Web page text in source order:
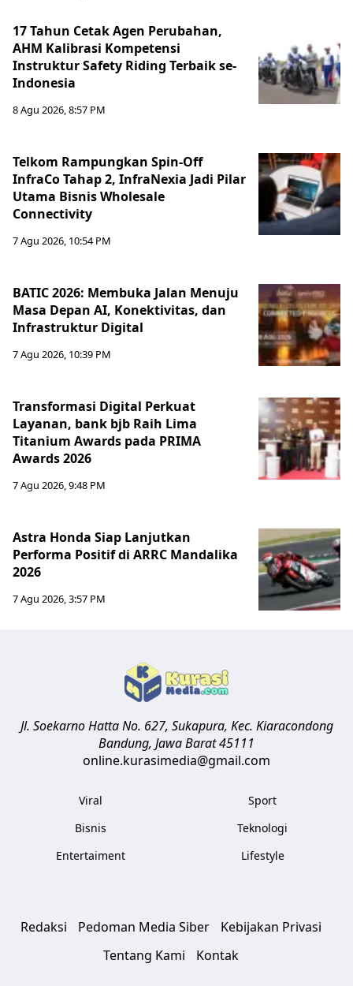
17 Tahun Cetak Agen Perubahan,
AHM Kalibrasi Kompetensi
Instruktur Safety Riding Terbaik se-
Indonesia
8 Agu 2026, 8:57 PM
Telkom Rampungkan Spin-Off
InfraCo Tahap 2, InfraNexia Jadi Pilar
Utama Bisnis Wholesale
Connectivity
7 Agu 2026, 10:54 PM
BATIC 2026: Membuka Jalan Menuju
Masa Depan AI, Konektivitas, dan
Infrastruktur Digital
7 Agu 2026, 10:39 PM
Transformasi Digital Perkuat
Layanan, bank bjb Raih Lima
Titanium Awards pada PRIMA
Awards 2026
7 Agu 2026, 9:48 PM
Astra Honda Siap Lanjutkan
Performa Positif di ARRC Mandalika
2026
7 Agu 2026, 3:57 PM
Jl. Soekarno Hatta No. 627, Sukapura, Kec. Kiaracondong
Bandung, Jawa Barat45111
online.kurasimedia@gmail.com
Viral
Bisnis
Entertaiment
Sport
Teknologi
Lifestyle
Redaksi Pedoman Media Siber
Kebijakan Privasi
Tentang Kami
Kontak